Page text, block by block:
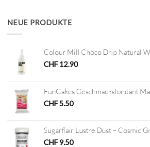
NEUE PRODUKTE
Colour Mill Choco Drip Natural
CHF12.90
FunCakes Geschmacksfondant
CHF5.50
Sugarflair Lustre Dust – Cosmic
CHF9.50